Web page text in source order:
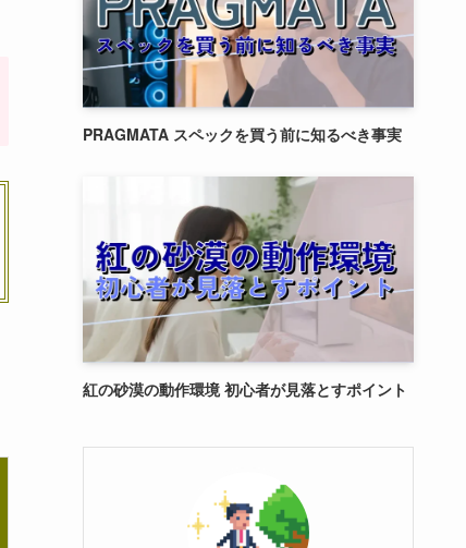
PRAGMATA スペックを買う前に知るべき事実
紅の砂漠の動作環境 初心者が見落とすポイント